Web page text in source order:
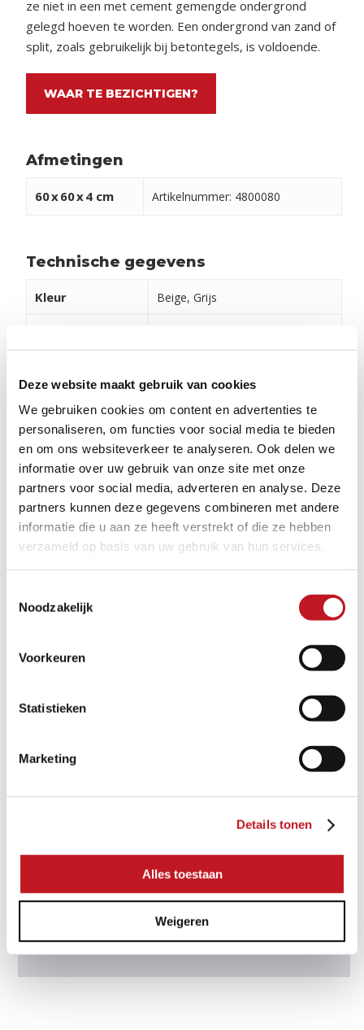
Deze website maakt gebruik van cookies
We gebruiken cookies om content en advertenties te
personaliseren, om functies voor social media te bieden
en om ons websiteverkeer te analyseren. Ook delen we
informatie over uw gebruik van onze site met onze
partners voor social media, adverteren en analyse. Deze
partners kunnen deze gegevens combineren met andere
informatie die u aan ze heeft verstrekt of die ze hebben
verzameld op basis van uw gebruik van hun services.
Noodzakelijk
Voorkeuren
Statistieken
Marketing
Details tonen
Alles toestaan
Weigeren
ze niet in een met cement gemengde ondergrond
gelegd hoeven te worden. Een ondergrond van zand of
split, zoals gebruikelijk bij betontegels, is voldoende.
WAAR TE BEZICHTIGEN?
Afmetingen
60x60x4 cm Artikelnummer: 4800080
Technische gegevens
Kleur Beige, Grijs
Geschikt voor
Lever eenheid m2
Verwerking en onderhoud
Om ervoor te zorgen dat uw producten er lang mooi
uitzien, is het belangrijk om ze goed te onderhouden.
verschillende legvoorbeelden vinden.
VERWERKING EN ONDERHOUD
CERASUN CONCRETE DECOR
GRAPHITE